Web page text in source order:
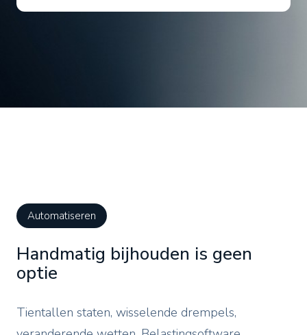
Automatiseren
Handmatig bijhouden is geen
optie
Tientallen staten, wisselende drempels,